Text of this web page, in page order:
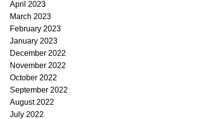
April 2023
March 2023
February 2023
January 2023
December 2022
November 2022
October 2022
September 2022
August 2022
July 2022